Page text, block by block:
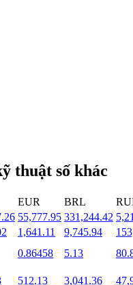
tức
token phổ biến.
thuật số khác
EUR BRL
55,777.95 331,244.42
1,641.11 9,745.94
0.86458 5.13
512.13 3,041.36